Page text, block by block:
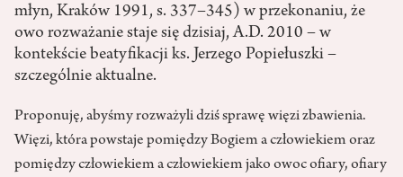
młyn, Kraków 1991, s. 337–345) w przekonaniu, że
owo rozważanie staje się dzisiaj, A.D. 2010 – w
kontekście beatyfikacji ks. Jerzego Popiełuszki –
szczególnie aktualne.
Proponuję, abyśmy rozważyli dziś sprawę więzi zbawienia.
Więzi, która powstaje pomiędzy Bogiem a człowiekiem oraz
pomiędzy człowiekiem a człowiekiem jako owoc ofiary, ofiary